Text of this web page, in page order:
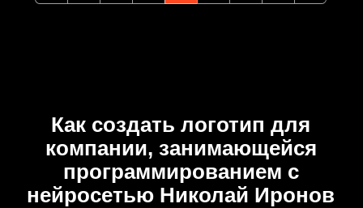
Как создать логотип для
компании, занимающейся
программированием с
нейросетью Николай Иронов